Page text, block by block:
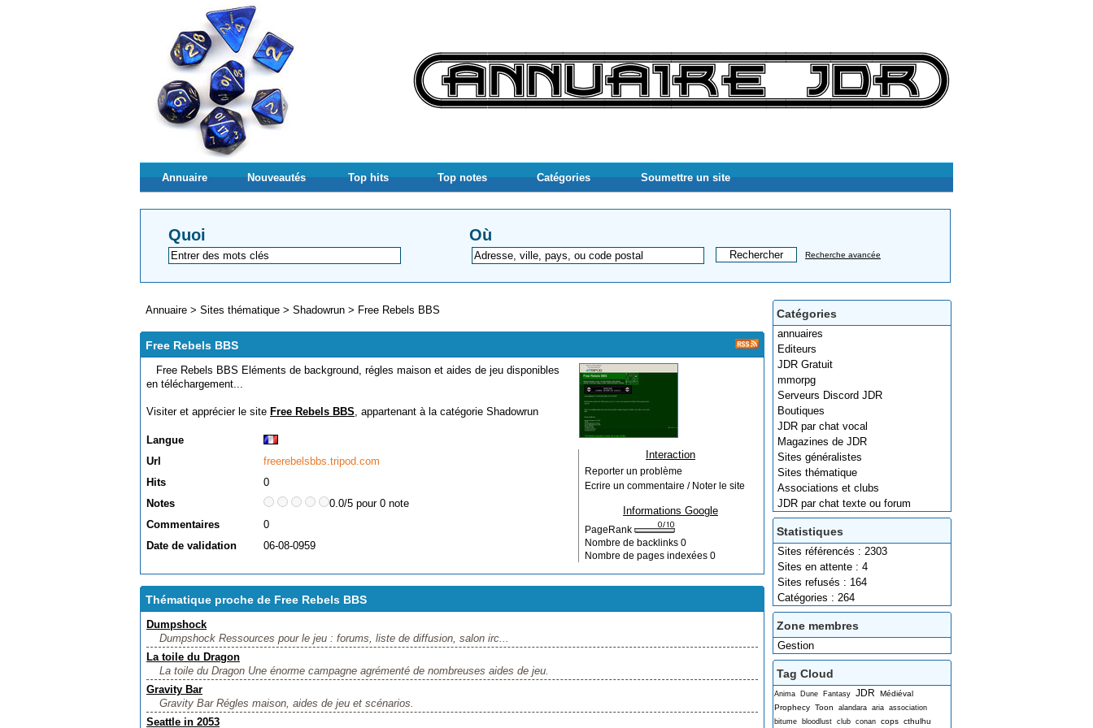
Annuaire Nouveautés Top hits Top notes Catégories Soumettre un site
Quoi Où
Recherche avancée
Catégories
annuaires
Editeurs
JDR Gratuit
mmorpg
Serveurs Discord JDR
Boutiques
JDR par chat vocal
Magazines de JDR
Sites généralistes
Sites thématique
Associations et clubs
JDR par chat texte ou forum
Statistiques
Sites référencés : 2303
Sites en attente : 4
Sites refusés : 164
Catégories : 264
Zone membres
Gestion
Tag Cloud
Anima Dune Fantasy JDR
Médiéval
Prophecy Toon alandara aria association
bitume
bloodlust club conan cops cthulhu
Annuaire > Sites thématique > Shadowrun > Free Rebels BBS
Free Rebels BBS
Free Rebels BBS Eléments de background, régles maison et aides de jeu disponibles
en téléchargement...
Visiter et apprécier le site Free Rebels BBS, appartenant à la catégorie Shadowrun
Langue
Url
freerebelsbbs.tripod.com
Hits
0
Notes
0.0/5 pour 0 note
Commentaires
0
Date de validation
06-08-0959
Interaction
Reporter un problème
Ecrire un commentaire / Noter le site
Informations Google
PageRank
Nombre de backlinks 0
Nombre de pages indexées 0
Thématique proche de Free Rebels BBS
Dumpshock
Dumpshock Ressources pour le jeu : forums, liste de diffusion, salon irc...
La toile du Dragon
La toile du Dragon Une énorme campagne agrémenté de nombreuses aides de jeu.
Gravity Bar
Gravity Bar Régles maison, aides de jeu et scénarios.
Seattle in 2053